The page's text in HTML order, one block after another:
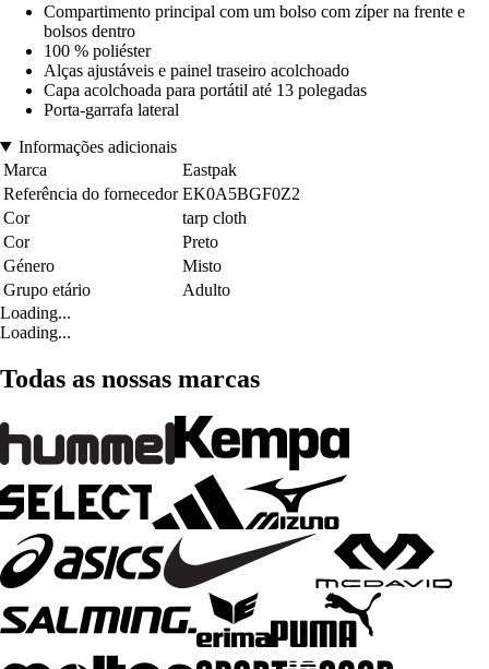
Compartimento principal com um bolso com zíper na frente e
bolsos dentro
100 % poliéster
Alças ajustáveis e painel traseiro acolchoado
Capa acolchoada para portátil até 13 polegadas
Porta-garrafa lateral
Informações adicionais
Marca
Eastpak
Referência do fornecedor EK0A5BGF0Z2
Cor
tarp cloth
Cor
Preto
Género
Misto
Grupo etário
Adulto
Loading...
Loading...
Todas as nossas marcas